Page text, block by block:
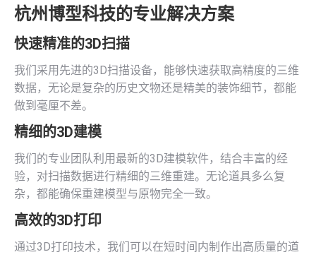
杭州博型科技的专业解决方案
快速精准的3D扫描
我们采用先进的3D扫描设备，能够快速获取高精度的三维
数据，无论是复杂的历史文物还是精美的装饰细节，都能
做到毫厘不差。
精细的3D建模
我们的专业团队利用最新的3D建模软件，结合丰富的经
验，对扫描数据进行精细的三维重建。无论道具多么复
杂，都能确保重建模型与原物完全一致。
高效的3D打印
通过3D打印技术，我们可以在短时间内制作出高质量的道